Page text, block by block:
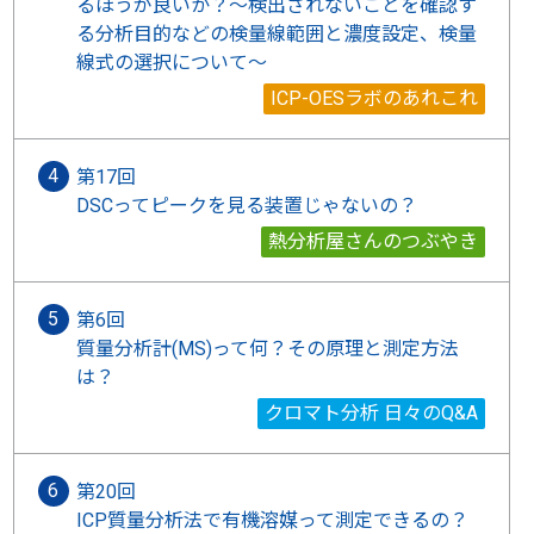
るほうが良いか？～検出されないことを確認す
る分析目的などの検量線範囲と濃度設定、検量
線式の選択について～
ICP-OESラボのあれこれ
第17回
DSCってピークを見る装置じゃないの？
熱分析屋さんのつぶやき
第6回
質量分析計(MS)って何？その原理と測定方法
は？
クロマト分析 日々のQ&A
第20回
ICP質量分析法で有機溶媒って測定できるの？